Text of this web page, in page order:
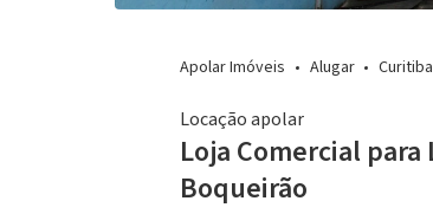
Apolar Imóveis Alugar Curitiba
Locação apolar
Loja Comercial
Boqueirão